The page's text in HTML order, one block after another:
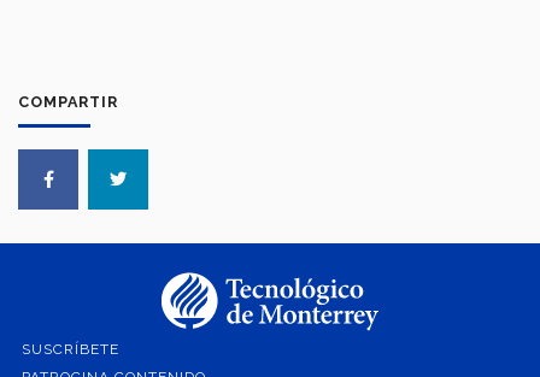
COMPARTIR
SUSCRÍBETE